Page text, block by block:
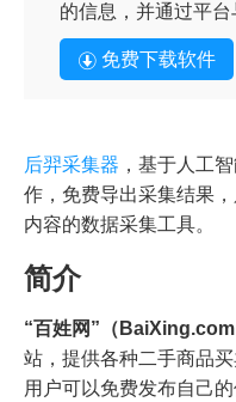
的信息，并通过平台
免费下载软件
后羿采集器 ，基于人工
作，免费导出采集结果
内容的数据采集工具。
简介
“百姓网”（BaiXing.com
站，提供各种二手商品
用户可以免费发布自己